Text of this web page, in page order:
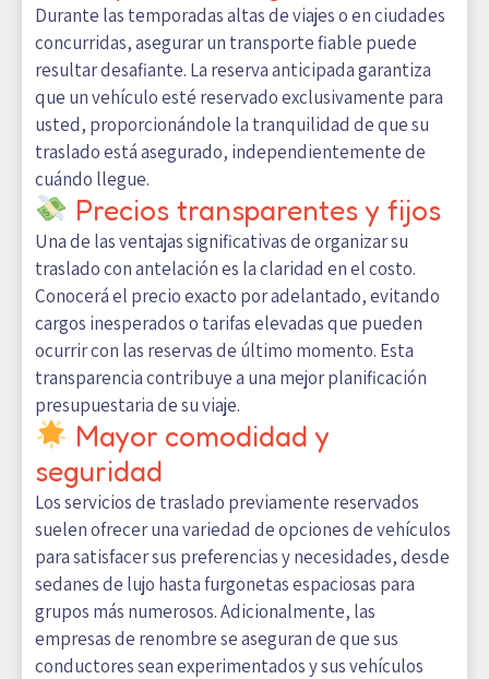
Durante las temporadas altas de viajes o en ciudades
concurridas, asegurar un transporte fiable puede
resultar desafiante. La reserva anticipada garantiza
que un vehículo esté reservado exclusivamente para
usted, proporcionándole la tranquilidad de que su
traslado está asegurado, independientemente de
cuándo llegue.
Precios transparentes y fijos
Una de las ventajas significativas de organizar su
traslado con antelación es la claridad en el costo.
Conocerá el precio exacto por adelantado, evitando
cargos inesperados o tarifas elevadas que pueden
ocurrir con las reservas de último momento. Esta
transparencia contribuye a una mejor planificación
presupuestaria de su viaje.
Mayor comodidad y
seguridad
Los servicios de traslado previamente reservados
suelen ofrecer una variedad de opciones de vehículos
para satisfacer sus preferencias y necesidades, desde
sedanes de lujo hasta furgonetas espaciosas para
grupos más numerosos. Adicionalmente, las
empresas de renombre se aseguran de que sus
conductores sean experimentados y sus vehículos